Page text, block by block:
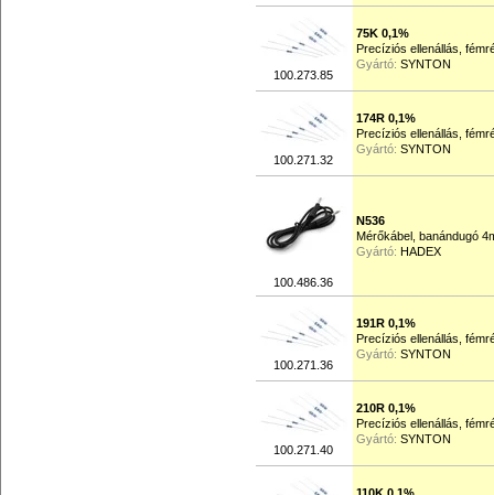
100.273.85
75K 0,1%
Precíziós ellenállás,
Gyártó: SYNTON
100.271.32
174R 0,1%
Precíziós ellenállás,
Gyártó: SYNTON
100.486.36
N536
Mérőkábel, banándugó
Gyártó: HADEX
100.271.36
191R 0,1%
Precíziós ellenállás,
Gyártó: SYNTON
100.271.40
210R 0,1%
Precíziós ellenállás,
Gyártó: SYNTON